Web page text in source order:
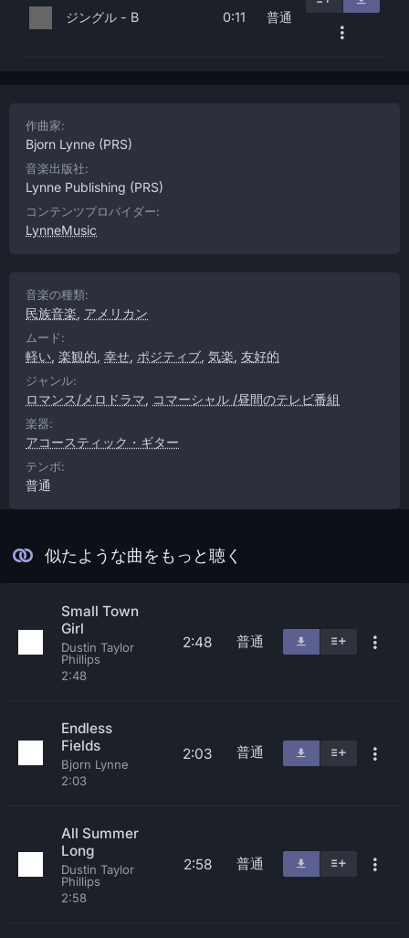
ジングル - B 0:11 普通
作曲家:
Bjorn Lynne (PRS)
音楽出版社:
Lynne Publishing (PRS)
コンテンツプロバイダー:
LynneMusic
音楽の種類:
民族音楽, アメリカン
ムード:
軽い, 楽観的, 幸せ, ポジティブ, 気楽, 友好的
ジャンル:
ロマンス/メロドラマ, コマーシャル /昼間のテレビ番組
楽器:
アコースティック・ギター
テンポ:
普通
似たような曲をもっと聴く
Small Town
Girl
Dustin Taylor
Phillips
2:48
2:48 普通
Endless
Fields
Bjorn Lynne
2:03
2:03 普通
All Summer
Long
Dustin Taylor
Phillips
2:58
2:58 普通